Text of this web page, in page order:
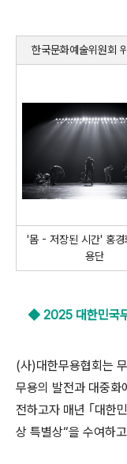
한국문화예술위원회
'몸 - 저장된 시간' 홍
용단
◆ 2025 대한민국
(사)대한무용협회는
무용의 발전과 대중화
전하고자 매년 ｢대한
상 특별상“을 수여하